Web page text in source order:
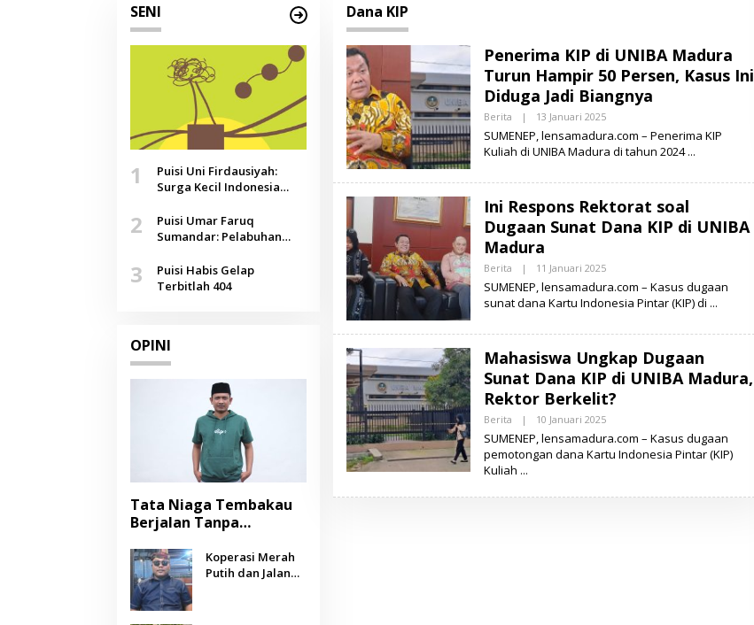
SENI
1
Puisi Uni Firdausiyah:
Surga Kecil Indonesia
Doa yang Jauh, Narasi
Agustus
2
Puisi Umar Faruq
Sumandar: Pelabuhan
Selendang Benang Merah
Lombang
3
Puisi Habis Gelap
Terbitlah 404
OPINI
Tata Niaga Tembakau
Berjalan Tanpa
Negara Berpihak
kepada Petani?
Koperasi Merah
Putih dan Jalan
Dana KIP
Penerima KIP di UNIBA Madura
Turun Hampir 50 Persen, Kasus Ini
Diduga Jadi Biangnya
Berita | 13 Januari 2025O
E
H
S
A
M
U
A
SUMENEP, lensamadura.com – Penerima KIP
Kuliah di UNIBA Madura di tahun 2024
Ini Respons Rektorat soal
Dugaan Sunat Dana KIP di UNIBA
Madura
Berita | 11 Januari 2025O
E
H
S
A
M
A
D
U
A
SUMENEP, lensamadura.com – Kasus dugaan
sunat dana Kartu Indonesia Pintar (KIP) di
Mahasiswa Ungkap Dugaan
Sunat Dana KIP di UNIBA Madura,
Rektor Berkelit?
Berita | 10 Januari 2025O
E
H
SUMENEP, lensamadura.com – Kasus dugaan
pemotongan dana Kartu Indonesia Pintar (KIP)
Kuliah